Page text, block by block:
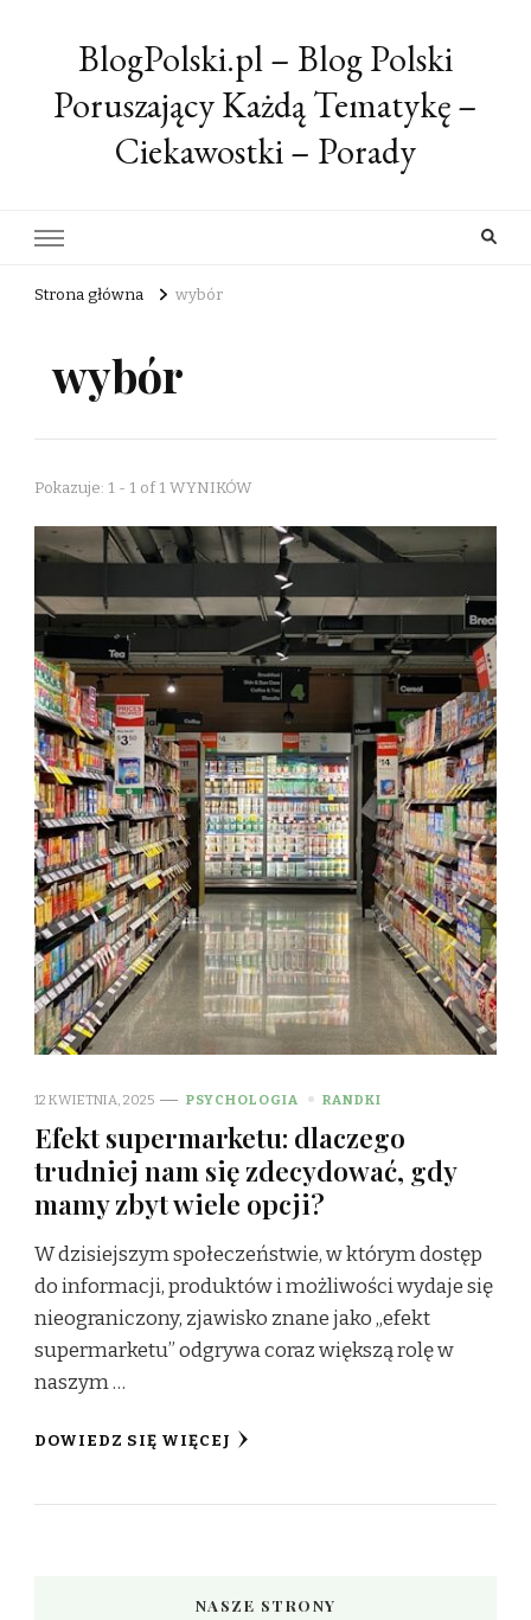
BlogPolski.pl – Blog Polski
Poruszający Każdą Tematykę –
Ciekawostki – Porady
Strona główna wybór
wybór
Pokazuje: 1 - 1 of 1 WYNIKÓW
12 KWIETNIA, 2025 PSYCHOLOGIA RANDKI
Efekt supermarketu: dlaczego
trudniej nam się zdecydować, gdy
mamy zbyt wiele opcji?
W dzisiejszym społeczeństwie, w którym dostęp
do informacji, produktów i możliwości wydaje się
nieograniczony, zjawisko znane jako „efekt
supermarketu” odgrywa coraz większą rolę w
naszym …
DOWIEDZ SIĘ WIĘCEJ
NASZE STRONY